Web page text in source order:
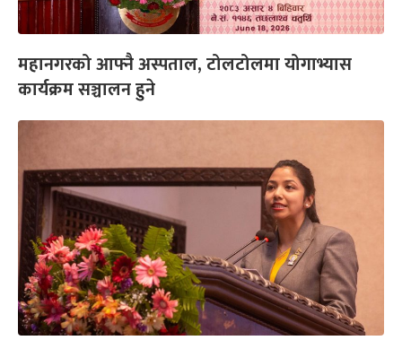
महानगरको आफ्नै अस्पताल, टोलटोलमा योगाभ्यास
कार्यक्रम सञ्चालन हुने